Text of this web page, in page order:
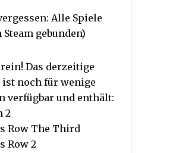
Alle Spiele
Steam gebunden)
Das derzeitige
ist noch für wenige
verfügbar und enthält:
2
Row The Third
Row 2